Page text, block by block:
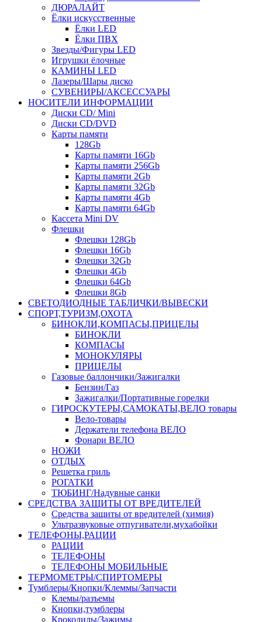
ДЮРАЛАЙТ
Ёлки искусственные
Ёлки LED
Ёлки ПВХ
Звезды/Фигуры LED
Игрушки ёлочные
КАМИНЫ LED
Лазеры/Шары диско
СУВЕНИРЫ/АКСЕССУАРЫ
НОСИТЕЛИ ИНФОРМАЦИИ
Диски CD/ Mini
Диски CD/DVD
Карты памяти
128Gb
Карты памяти 16Gb
Карты памяти 256Gb
Карты памяти 2Gb
Карты памяти 32Gb
Карты памяти 4Gb
Карты памяти 64Gb
Кассета Mini DV
Флешки
Флешки 128Gb
Флешки 16Gb
Флешки 32Gb
Флешки 4Gb
Флешки 64Gb
Флешки 8Gb
СВЕТОДИОДНЫЕ ТАБЛИЧКИ/ВЫВЕСКИ
СПОРТ,ТУРИЗМ,ОХОТА
БИНОКЛИ,КОМПАСЫ,ПРИЦЕЛЫ
БИНОКЛИ
КОМПАСЫ
МОНОКУЛЯРЫ
ПРИЦЕЛЫ
Газовые баллончики/Зажигалки
Бензин/Газ
Зажигалки/Портативные горелки
ГИРОСКУТЕРЫ,САМОКАТЫ,ВЕЛО товары
Вело-товары
Держатели телефона ВЕЛО
Фонари ВЕЛО
НОЖИ
ОТДЫХ
Решетка гриль
РОГАТКИ
ТЮБИНГ/Надувные санки
СРЕДСТВА ЗАЩИТЫ ОТ ВРЕДИТЕЛЕЙ
Средства защиты от вредителей (химия)
Ультразвуковые отпугиватели,мухабойки
ТЕЛЕФОНЫ,РАЦИИ
РАЦИИ
ТЕЛЕФОНЫ
ТЕЛЕФОНЫ МОБИЛЬНЫЕ
ТЕРМОМЕТРЫ/СПИРТОМЕРЫ
Тумблеры/Кнопки/Клеммы/Запчасти
Клемы/разъемы
Кнопки,тумблеры
Крокодилы/Зажимы